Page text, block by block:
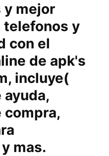
y mejor
telefonos y
con el
de apk's
incluye(
compra,
mas.